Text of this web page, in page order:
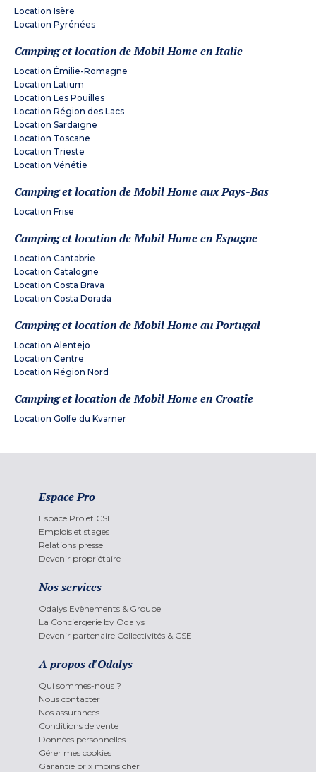
Location Isère
Location Pyrénées
Camping et location de Mobil Home en Italie
Location Émilie-Romagne
Location Latium
Location Les Pouilles
Location Région des Lacs
Location Sardaigne
Location Toscane
Location Trieste
Location Vénétie
Camping et location de Mobil Home aux Pays-Bas
Location Frise
Camping et location de Mobil Home en Espagne
Location Cantabrie
Location Catalogne
Location Costa Brava
Location Costa Dorada
Camping et location de Mobil Home au Portugal
Location Alentejo
Location Centre
Location Région Nord
Camping et location de Mobil Home en Croatie
Location Golfe du Kvarner
Espace Pro
Espace Pro et CSE
Emplois et stages
Relations presse
Devenir propriétaire
Nos services
Odalys Evènements & Groupe
La Conciergerie by Odalys
Devenir partenaire Collectivités & CSE
A propos d'Odalys
Qui sommes-nous ?
Nous contacter
Nos assurances
Conditions de vente
Données personnelles
Gérer mes cookies
Garantie prix moins cher